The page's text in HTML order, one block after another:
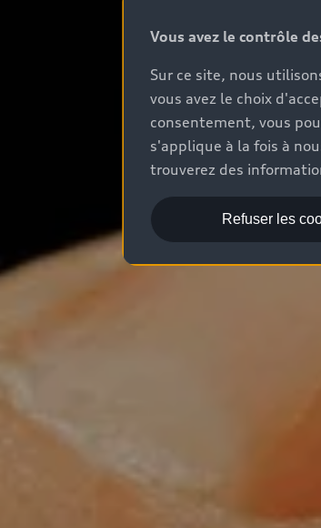
Vous avez le contrôle
Sur ce site, nous
vous avez le choix
consentement, vous
s'applique à la fois à
trouverez des
Refuser les